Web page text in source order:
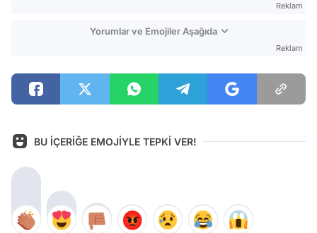
Reklam
Yorumlar ve Emojiler Aşağıda
Reklam
BU İÇERİĞE EMOJİYLE TEPKİ VER!